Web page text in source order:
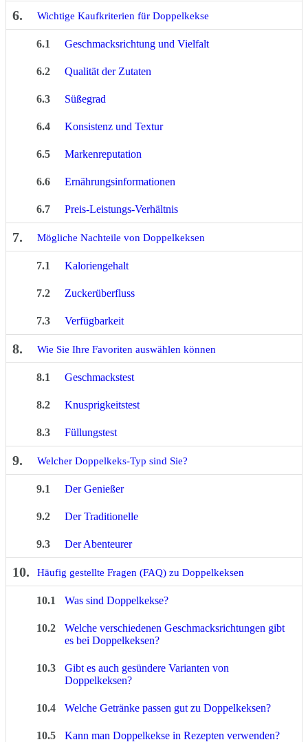
6. Wichtige Kaufkriterien für Doppelkekse
6.1 Geschmacksrichtung und Vielfalt
6.2 Qualität der Zutaten
6.3 Süßegrad
6.4 Konsistenz und Textur
6.5 Markenreputation
6.6 Ernährungsinformationen
6.7 Preis-Leistungs-Verhältnis
7. Mögliche Nachteile von Doppelkeksen
7.1 Kaloriengehalt
7.2 Zuckerüberfluss
7.3 Verfügbarkeit
8. Wie Sie Ihre Favoriten auswählen können
8.1 Geschmackstest
8.2 Knusprigkeitstest
8.3 Füllungstest
9. Welcher Doppelkeks-Typ sind Sie?
9.1 Der Genießer
9.2 Der Traditionelle
9.3 Der Abenteurer
10. Häufig gestellte Fragen (FAQ) zu Doppelkeksen
10.1 Was sind Doppelkekse?
10.2
Welche verschiedenen Geschmacksrichtungen gibt
es bei Doppelkeksen?
10.3
Gibt es auch gesündere Varianten von
Doppelkeksen?
10.4 Welche Getränke passen gut zu Doppelkeksen?
10.5 Kann man Doppelkekse in Rezepten verwenden?